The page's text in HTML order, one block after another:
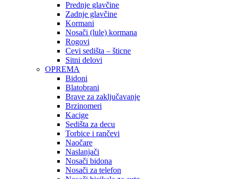
Prednje glavčine
Zadnje glavčine
Kormani
Nosači (lule) kormana
Rogovi
Cevi sedišta – šticne
Sitni delovi
OPREMA
Bidoni
Blatobrani
Brave za zaključavanje
Brzinomeri
Kacige
Sedišta za decu
Torbice i rančevi
Naočare
Naslanjači
Nosači bidona
Nosači za telefon